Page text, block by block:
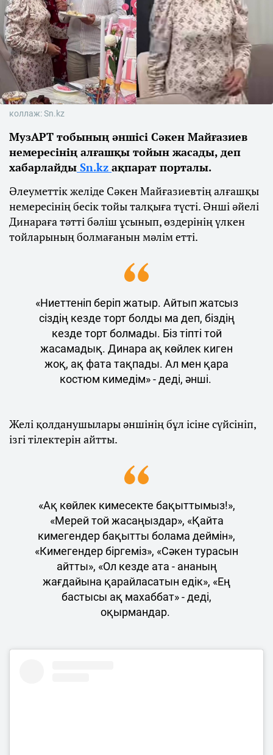
коллаж: Sn.kz
МузАРТ тобының әншісі Сәкен Майғазиев
немересінің алғашқы тойын жасады, деп
хабарлайды Sn.kz ақпарат порталы.
Әлеуметтік желіде Сәкен Майғазиевтің алғашқы
немересінің бесік тойы талқыға түсті. Әнші әйелі
Динараға тәтті бәліш ұсынып, өздерінің үлкен
тойларының болмағанын мәлім етті.
«Ниеттеніп беріп жатыр. Айтып жатсыз
сіздің кезде торт болды ма деп, біздің
кезде торт болмады. Біз тіпті той
жасамадық. Динара ақ көйлек киген
жоқ, ақ фата тақпады. Ал мен қара
костюм кимедім» - деді, әнші.
Желі қолданушылары әншінің бұл ісіне сүйсініп,
ізгі тілектерін айтты.
«Ақ көйлек кимесекте бақыттымыз!»,
«Мерей той жасаңыздар», «Қайта
кимегендер бақытты болама деймін»,
«Кимегендер біргеміз», «Сәкен турасын
айтты», «Ол кезде ата - ананың
жағдайына қарайласатын едік», «Ең
бастысы ақ махаббат» - деді,
оқырмандар.